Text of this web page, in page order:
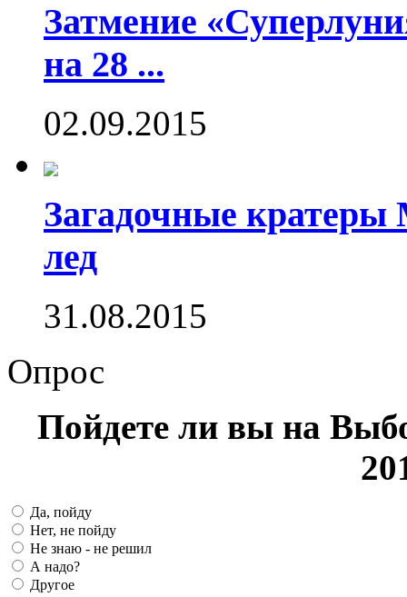
Затмение
на 28 ...
02.09.2015
Загадочные
лед
31.08.2015
Опрос
Пойдете ли вы на
Да, пойду
Нет, не пойду
Не знаю - не решил
А надо?
Другое